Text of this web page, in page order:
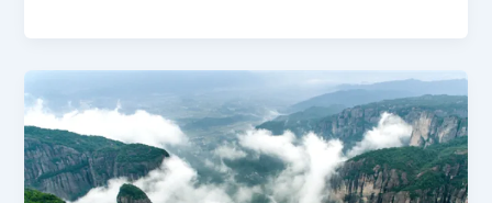
se
Relocaliser
en
Chine